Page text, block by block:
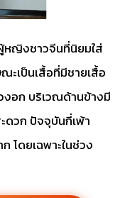
หญิงชาวจีนที่นิยมใส่
ะเป็นเสื้อที่มีชายเสื้อ
อก บริเวณด้านข้างมี
ดวก ปัจจุบันกี่เพ้า
โดยเฉพาะในช่วง